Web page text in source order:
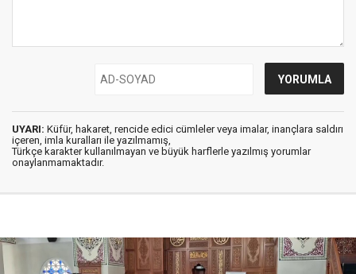
UYARI: Küfür, hakaret, rencide edici cümleler veya imalar, inançlara saldırı
içeren, imla kuralları ile yazılmamış,
Türkçe karakter kullanılmayan ve büyük harflerle yazılmış yorumlar
onaylanmamaktadır.